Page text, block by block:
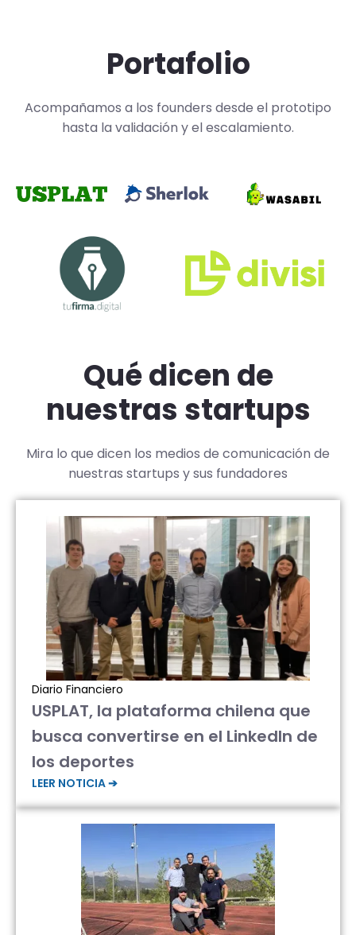
Portafolio
Acompañamos a los founders desde el prototipo
hasta la validación y el escalamiento.
Qué dicen de
nuestras startups
Mira lo que dicen los medios de comunicación de
nuestras startups y sus fundadores
Diario Financiero
USPLAT, la plataforma chilena que
busca convertirse en el LinkedIn de
los deportes
LEER NOTICIA ➔